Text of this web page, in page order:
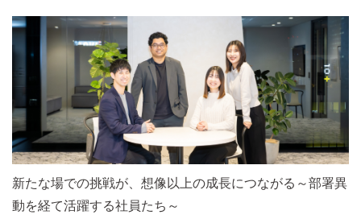
新たな場での挑戦が、想像以上の成長につながる～部署異
動を経て活躍する社員たち～